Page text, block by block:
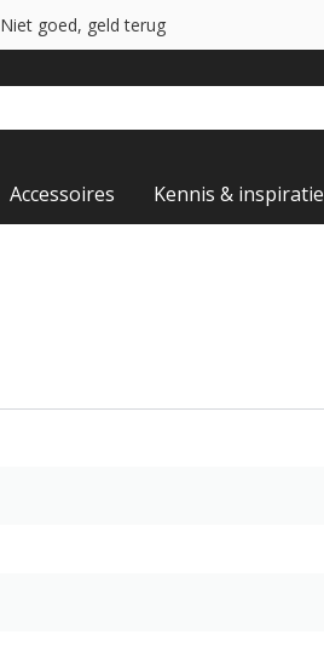
Niet goed, geld terug
Accessoires Kennis & inspiratie